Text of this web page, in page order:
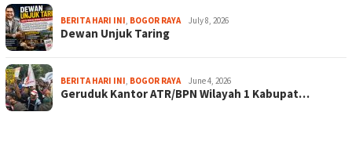
BERITA HARI INI, BOGOR RAYA July 8, 2026
Dewan Unjuk Taring
BERITA HARI INI, BOGOR RAYA June 4, 2026
Geruduk Kantor ATR/BPN Wilayah 1 Kabupat…